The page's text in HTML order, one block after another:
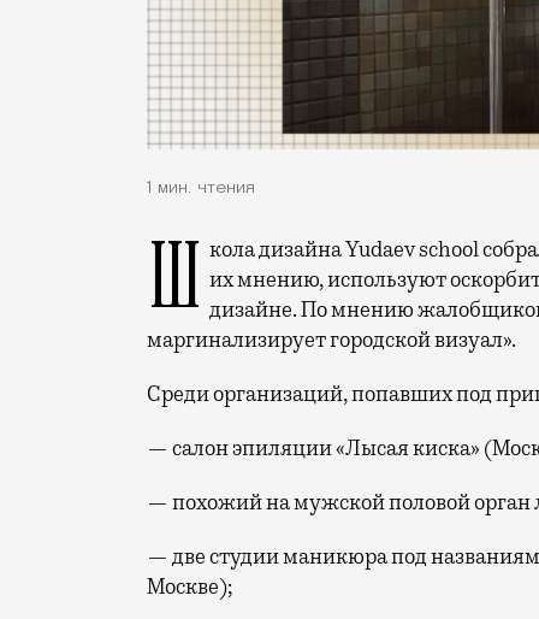
1 мин. чтения
Школа дизайна Yudaev school собрала пакет жалоб в ФАС на компании, которые, по их мнению, используют
дизайне. По мнению
маргинализирует городской визуал».
Среди организаций, попавших под
— салон эпиляции «Лысая киска»
— похожий на мужской половой
— две студии маникюра под
Москве);